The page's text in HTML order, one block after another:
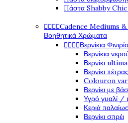
Πάστα Shabby
Cadence Mediums &
Βοηθητικά Χρώματα
Βερνίκια
Βερνίκια
Βερνίκι
Βερνίκι
Colouron
Βερνίκι με
Υγρό γυαλί /
Κεριά
Βερνίκι σπρέι